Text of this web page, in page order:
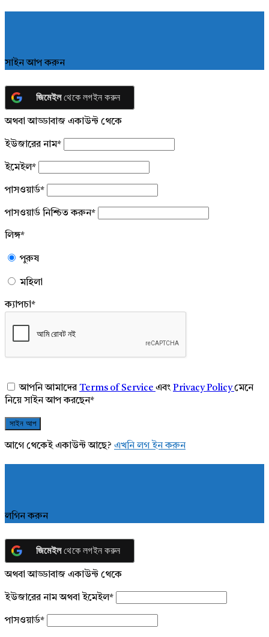
সাইন আপ করুন
জিমেইলথেকে লগইন করুন
অথবা আড্ডাবাজ একাউন্ট থেকে
ইউজারের নাম*
ইমেইল*
পাসওয়ার্ড*
পাসওয়ার্ড নিশ্চিত করুন*
লিঙ্গ*
পুরুষ
মহিলা
ক্যাপচা*
আপনি আমাদেরTerms of Service এবং Privacy Policyমেনে
নিয়ে সাইন আপ করছেন*
আগে থেকেই একাউন্ট আছে? এখনি লগ ইন করুন
লগিন করুন
জিমেইলথেকে লগইন করুন
অথবা আড্ডাবাজ একাউন্ট থেকে
ইউজারের নাম অথবা ইমেইল*
পাসওয়ার্ড*